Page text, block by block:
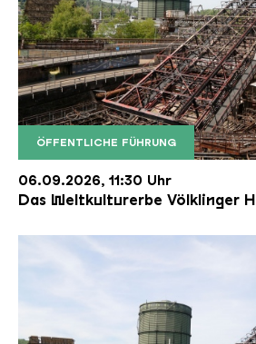
ÖFFENTLICHE FÜHRUNG
Der Erzschrägaufzug der
Copyright: Weltkulturerbe
06.09.2026, 11:30 Uhr
Das Weltkulturerbe Völklinger